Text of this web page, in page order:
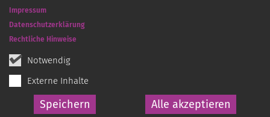
Notwendig
Externe Inhalte
Speichern Alle akzeptieren
Impressum
Datenschutzerklärung
Rechtliche Hinweise